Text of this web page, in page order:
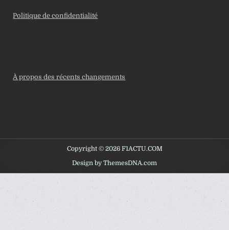
Politique de confidentialité
À propos des récents changements
Copyright © 2026 F1ACTU.COM
Design by ThemesDNA.com